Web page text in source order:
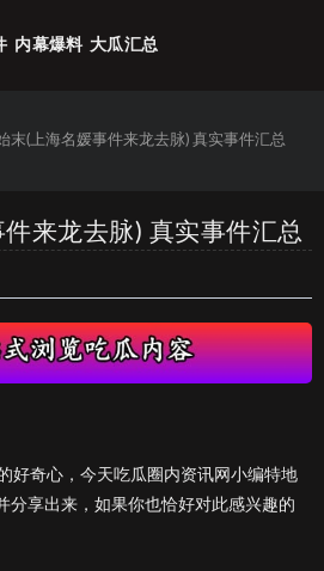
内幕爆料 大瓜汇总
(上海名媛事件来龙去脉) 真实事件汇总
来龙去脉) 真实事件汇总
好奇心，今天吃瓜圈内资讯网小编特地
分享出来，如果你也恰好对此感兴趣的